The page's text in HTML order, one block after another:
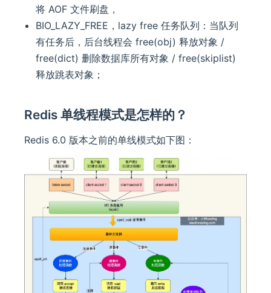
将 AOF 文件刷盘，
BIO_LAZY_FREE，lazy free 任务队列：当队列
有任务后，后台线程会 free(obj) 释放对象 /
free(dict) 删除数据库所有对象 / free(skiplist)
释放跳表对象；
Redis 单线程模式是怎样的？
Redis 6.0 版本之前的单线模式如下图：